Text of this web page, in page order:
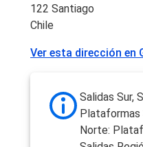
122 Santiago
Chile
Ver esta dirección en
Salidas Sur,
Plataformas
Norte: